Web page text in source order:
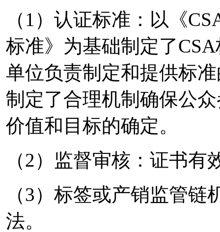
（1）认证标准：以《
标准》为基础制定了
单位负责制定和提供标
制定了合理机制确保公
价值和目标的确定。
（2）监督审核：证书
（3）标签或产销监管
法。